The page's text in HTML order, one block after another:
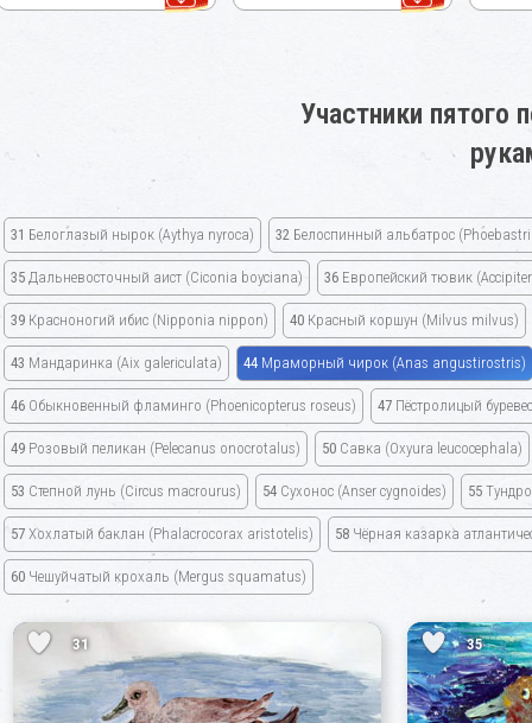
Участники пятого
31 Белоглазый нырок (Aythya nyroca) 32 Белоспинный альбатрос
35 Дальневосточный аист (Ciconia boyciana) 36 Европейский тювик
39 Красноногий ибис (Nipponia nippon) 40 Красный коршун (Milvus milvus)
43 Мандаринка (Aix galericulata) 44 Мраморный чирок (Anas angustirostris)
46 Обыкновенный фламинго (Phoenicopterus roseus) 47 Пёстролицый
49 Розовый пеликан (Pelecanus onocrotalus) 50 Савка (Oxyura leucocephala)
53 Степной лунь (Circus macrourus) 54 Сухонос (Anser cygnoides) 55
57 Хохлатый баклан (Phalacrocorax aristotelis) 58 Чёрная казарка
60 Чешуйчатый крохаль (Mergus squamatus)
31 35